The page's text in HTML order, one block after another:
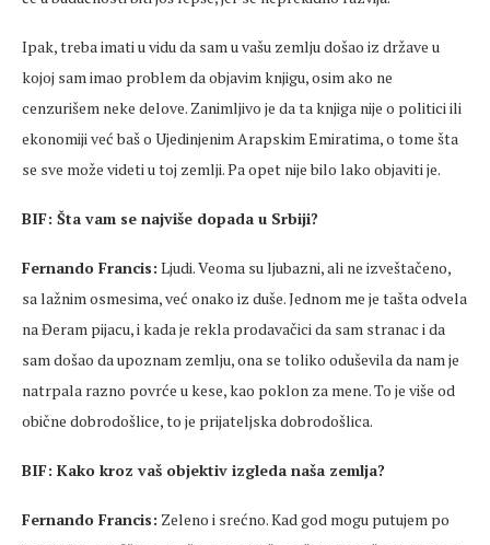
Ipak, treba imati u vidu da sam u vašu zemlju došao iz države u
kojoj sam imao problem da objavim knjigu, osim ako ne
cenzurišem neke delove. Zanimljivo je da ta knjiga nije o politici ili
ekonomiji već baš o Ujedinjenim Arapskim Emiratima, o tome šta
se sve može videti u toj zemlji. Pa opet nije bilo lako objaviti je.
BIF: Šta vam se najviše dopada u Srbiji?
Fernando Francis: Ljudi. Veoma su ljubazni, ali ne izveštačeno,
sa lažnim osmesima, već onako iz duše. Jednom me je tašta odvela
na Đeram pijacu, i kada je rekla prodavačici da sam stranac i da
sam došao da upoznam zemlju, ona se toliko oduševila da nam je
natrpala razno povrće u kese, kao poklon za mene. To je više od
obične dobrodošlice, to je prijateljska dobrodošlica.
BIF: Kako kroz vaš objektiv izgleda naša zemlja?
Fernando Francis: Zeleno i srećno. Kad god mogu putujem po